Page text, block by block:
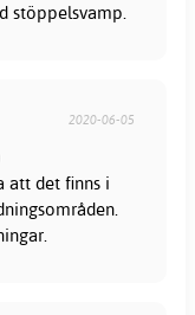
stöppelsvamp.
2020-06-05
att det finns i